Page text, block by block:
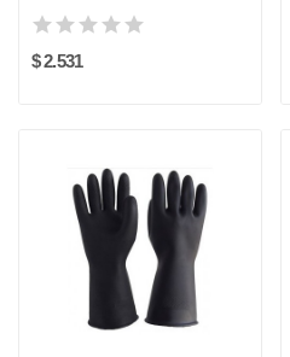
$ 2.531